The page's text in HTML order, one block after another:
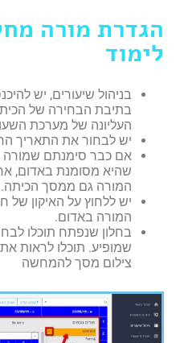
הגדרת מורה
לימוד
בניהול שיעורים, יש
בתיבת הבחירה של
העליונה של מערכת
יש לבחור את התאריך
אם כבר סימנתם שמורה
שהיא מסומנת באדום,
המורה גם ממסך הכיתה.
יש ללחוץ על האיקון של
המורה באדום.
בחלון שנפתח תוכלו
שמופיע. תוכלו לראות
צילום מסך להמחשה